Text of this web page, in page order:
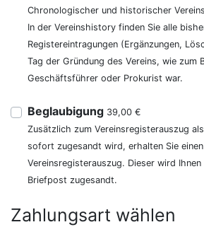
Chronologischer und historischer
In der Vereinshistory finden Sie alle
Registereintragungen (Ergänzungen,
Tag der Gründung des Vereins, wie zum
Geschäftsführer oder Prokurist war.
Beglaubigung 39,00 €
Zusätzlich zum Vereinsregisterauszug
sofort zugesandt wird, erhalten Sie
Vereinsregisterauszug. Dieser wird
Briefpost zugesandt.
Zahlungsart wählen